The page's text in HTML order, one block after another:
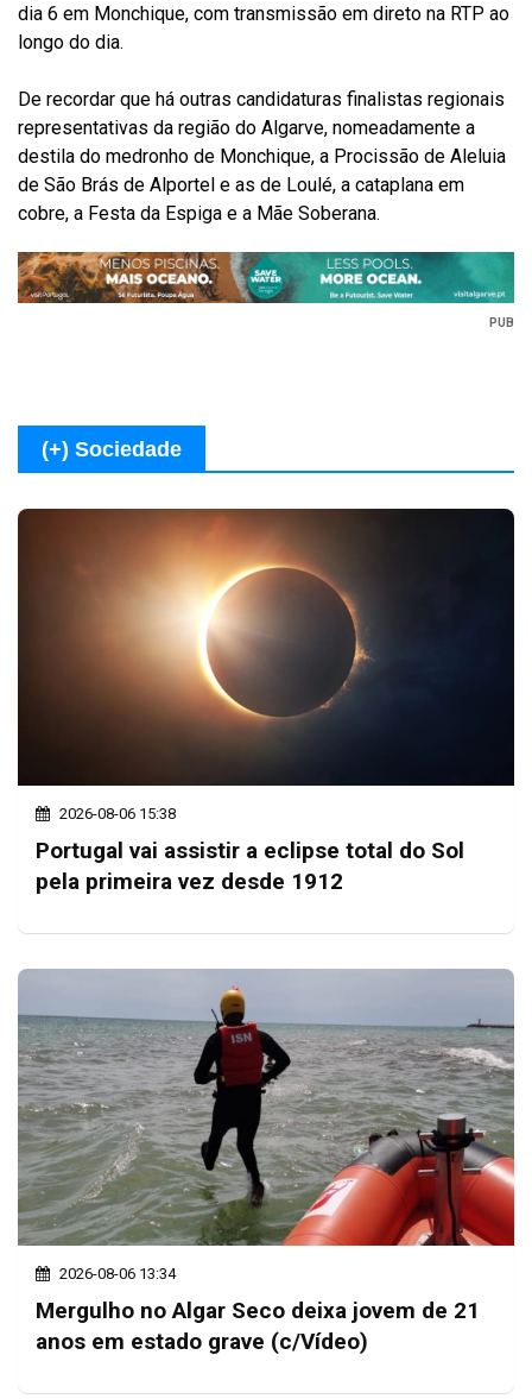
dia 6 em Monchique, com transmissão em direto na RTP ao
longo do dia.
De recordar que há outras candidaturas finalistas regionais
representativas da região do Algarve, nomeadamente a
destila do medronho de Monchique, a Procissão de Aleluia
de São Brás de Alportel e as de Loulé, a cataplana em
cobre, a Festa da Espiga e a Mãe Soberana.
PUB
(+) Sociedade
2026-08-06 15:38
Portugal vai assistir a eclipse total do Sol
pela primeira vez desde 1912
2026-08-06 13:34
Mergulho no Algar Seco deixa jovem de 21
anos em estado grave (c/Vídeo)